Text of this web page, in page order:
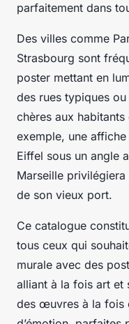
parfaitement dans
Des villes comme
Strasbourg sont
poster mettant en
des rues typiques
chères aux
exemple, une
Eiffel sous un angle
Marseille
de son vieux port.
Ce catalogue
tous ceux qui
murale avec des
alliant à la fois art et
des œuvres à la fois